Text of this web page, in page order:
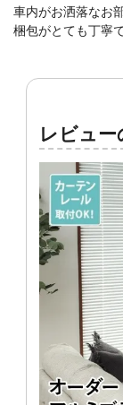
車内がお洒落なお
梱包がとても丁寧
レビュー